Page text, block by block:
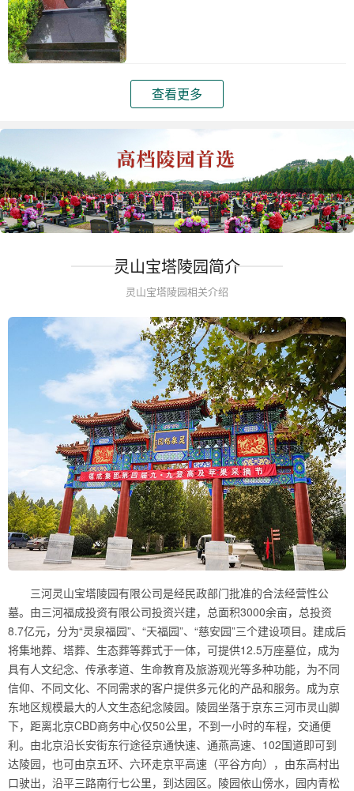
查看更多
灵山宝塔陵园简介
灵山宝塔陵园相关介绍
三河灵山宝塔陵园有限公司是经民政部门批准的合法经营性公
墓。由三河福成投资有限公司投资兴建，总面积3000余亩，总投资
8.7亿元，分为“灵泉福园”、“天福园”、“慈安园”三个建设项目。建成后
将集地葬、塔葬、生态葬等葬式于一体，可提供12.5万座墓位，成为
具有人文纪念、传承孝道、生命教育及旅游观光等多种功能，为不同
信仰、不同文化、不同需求的客户提供多元化的产品和服务。成为京
东地区规模最大的人文生态纪念陵园。陵园坐落于京东三河市灵山脚
下，距离北京CBD商务中心仅50公里，不到一小时的车程，交通便
利。由北京沿长安街东行途径京通快速、通燕高速、102国道即可到
达陵园，也可由京五环、六环走京平高速（平谷方向），由东高村出
口驶出，沿平三路南行七公里，到达园区。陵园依山傍水，园内青松